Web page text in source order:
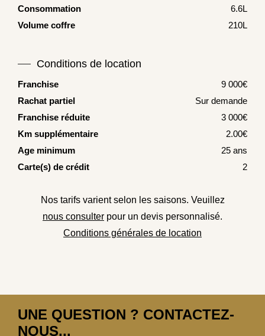
Consommation
6.6L
Volume coffre
210L
Conditions de location
Franchise
9 000€
Rachat partiel
Sur demande
Franchise réduite
3 000€
Km supplémentaire
2.00€
Age minimum
25 ans
Carte(s) de crédit
2
Nos tarifs varient selon les saisons. Veuillez
nous consulter pour un devis personnalisé.
Conditions générales de location
UNE QUESTION ? CONTACTEZ-
NOUS...